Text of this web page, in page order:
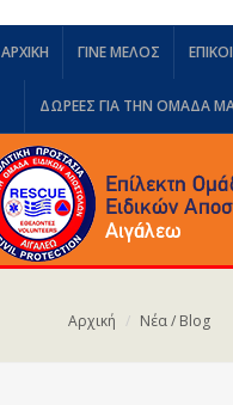
ΑΡΧΙΚΗ ΓΙΝΕ ΜΕΛΟΣ
ΔΩΡΕΈΣ ΓΙΑ ΤΗΝ ΟΜΆΔΑ
Αρχική Νέα / Blog